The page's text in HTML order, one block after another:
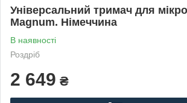
Універсальний тримач для
Magnum. Німеччина
В наявності
Роздріб
2 649 ₴